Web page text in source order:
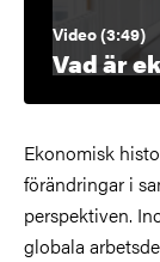
Video (3:49)
Vad är
Ekonomisk
förändringar i
perspektiven.
globala